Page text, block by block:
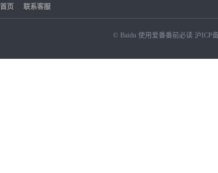
首页 联系客服
© Baidu 使用爱番番前必读 沪ICP